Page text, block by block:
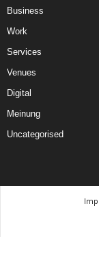
Business
Work
Services
Venues
Digital
Meinung
Uncategorised